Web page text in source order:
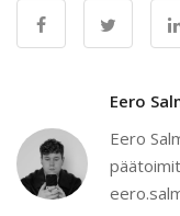
Eero
Eero